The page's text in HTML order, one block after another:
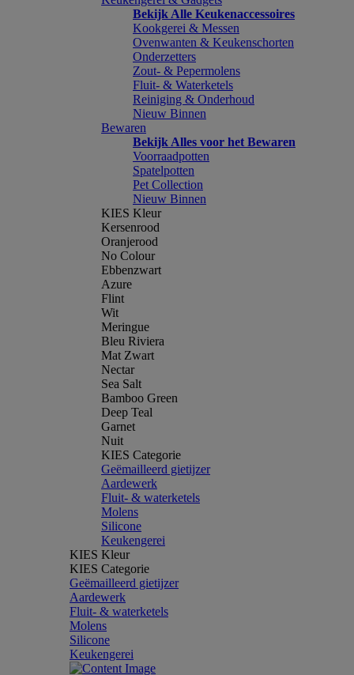
Bekijk Alle Keukenaccessoires
Kookgerei & Messen
Ovenwanten & Keukenschorten
Onderzetters
Zout- & Pepermolens
Fluit- & Waterketels
Reiniging & Onderhoud
Nieuw Binnen
Bewaren
Bekijk Alles voor het Bewaren
Voorraadpotten
Spatelpotten
Pet Collection
Nieuw Binnen
KIES Kleur
Kersenrood
Oranjerood
No Colour
Ebbenzwart
Azure
Flint
Wit
Meringue
Bleu Riviera
Mat Zwart
Nectar
Sea Salt
Bamboo Green
Deep Teal
Garnet
Nuit
KIES Categorie
Geëmailleerd gietijzer
Aardewerk
Fluit- & waterketels
Molens
Silicone
Keukengerei
KIES Kleur
KIES Categorie
Geëmailleerd gietijzer
Aardewerk
Fluit- & waterketels
Molens
Silicone
Keukengerei